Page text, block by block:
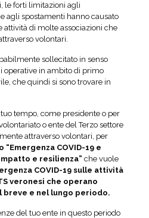
le forti limitazioni agli
agli spostamenti hanno causato
attività di molte associazioni che
volontari.
sollecitato in senso
operative in ambito di primo
che quindi si sono trovare in
tempo, come presidente o per
o ente del Terzo settore
attraverso volontari, per
“Emergenza COVID-19 e
e resilienza” che vuole
COVID-19 sulle attività
veronesi che operano
e nel lungo periodo.
del tuo ente in questo periodo